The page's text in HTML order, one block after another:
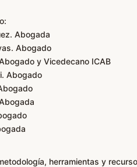
Abogada
Abogado
y Vicedecano ICAB
Abogado
herramientas y